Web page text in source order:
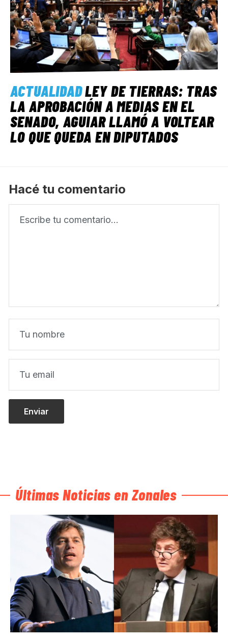
ACTUALIDADLEY DE TIERRAS: TRAS
LA APROBACIÓN A MEDIAS EN EL
SENADO, AGUIAR LLAMÓ A VOLTEAR
LO QUE QUEDA EN DIPUTADOS
Hacé tu comentario
Últimas Noticias en Zonales